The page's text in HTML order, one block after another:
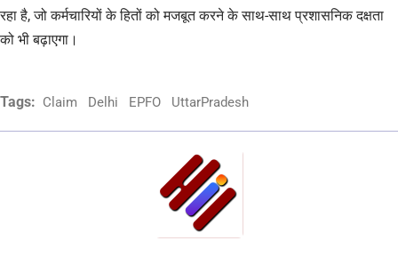
रहा है, जो कर्मचारियों के हितों को मजबूत करने के साथ-साथ प्रशासनिक दक्षता
को भी बढ़ाएगा।
Tags: Claim Delhi EPFO UttarPradesh